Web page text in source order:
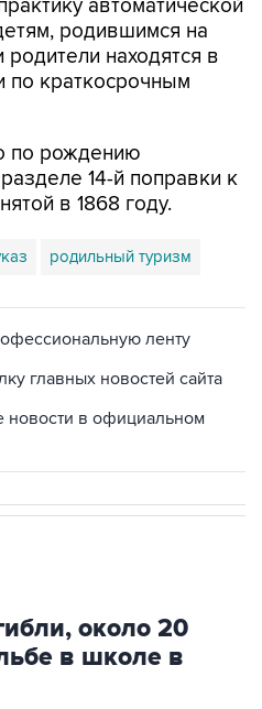
находятся в
по краткосрочным
по рождению
в 1868 году.
родильный туризм
главных новостей сайта
новости в официальном
около 20
в школе в